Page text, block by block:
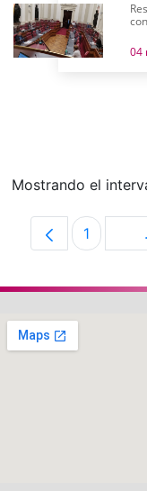
04
Mostrando el
Página
1